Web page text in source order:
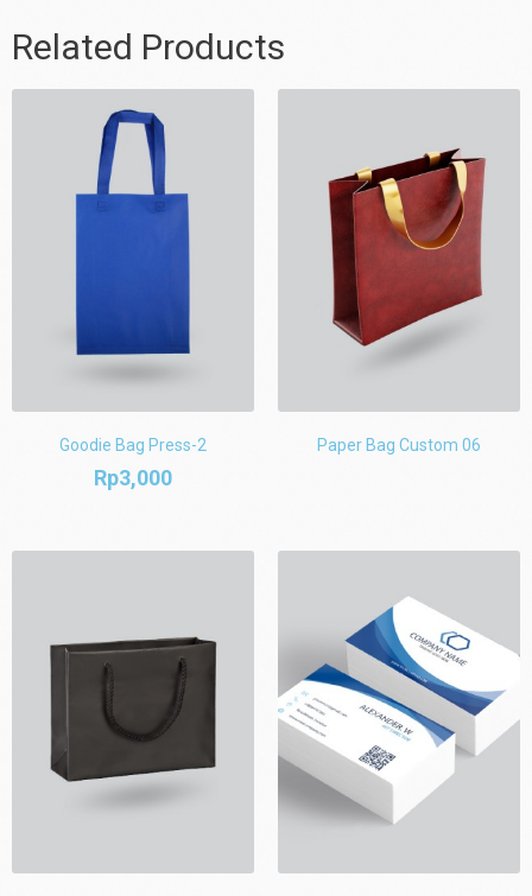
Related Products
Goodie Bag Press-2
Rp3,000
Paper Bag Custom 06